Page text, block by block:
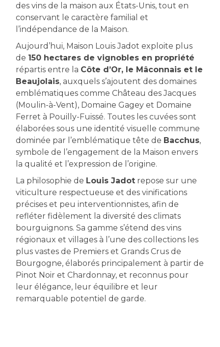
des vins de la maison aux États-Unis, tout en
conservant le caractère familial et
l’indépendance de la Maison.
Aujourd’hui, Maison Louis Jadot exploite plus
de 150 hectares de vignobles en propriété
répartis entre la Côte d’Or, le Mâconnais et le
Beaujolais, auxquels s’ajoutent des domaines
emblématiques comme Château des Jacques
(Moulin-à-Vent), Domaine Gagey et Domaine
Ferret à Pouilly-Fuissé. Toutes les cuvées sont
élaborées sous une identité visuelle commune
dominée par l’emblématique tête de Bacchus,
symbole de l’engagement de la Maison envers
la qualité et l’expression de l’origine.
La philosophie de Louis Jadot repose sur une
viticulture respectueuse et des vinifications
précises et peu interventionnistes, afin de
refléter fidèlement la diversité des climats
bourguignons. Sa gamme s’étend des vins
régionaux et villages à l’une des collections les
plus vastes de Premiers et Grands Crus de
Bourgogne, élaborés principalement à partir de
Pinot Noir et Chardonnay, et reconnus pour
leur élégance, leur équilibre et leur
remarquable potentiel de garde.